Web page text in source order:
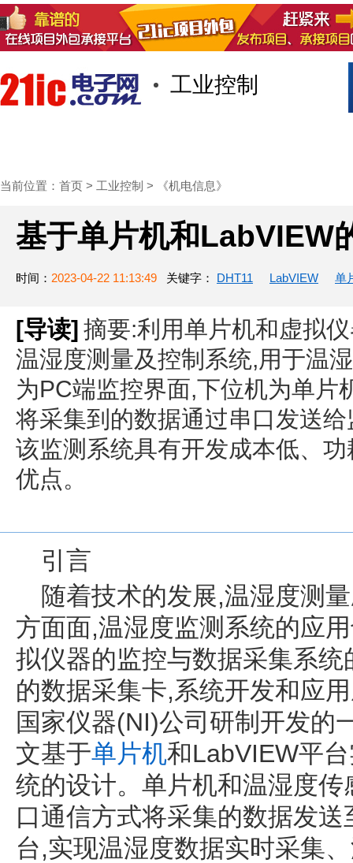
工业控制
当前位置： 首页 > 工业控制 > 《机电信息》
基于单片机和LabVIEW
时间： 2023-04-22 11:13:49 关键字： DHT11 LabVIEW 单
[导读] 摘要:利用单片机和虚拟
温湿度测量及控制系统,用于温
为PC端监控界面,下位机为单片
将采集到的数据通过串口发送
该监测系统具有开发成本低、
优点。
引言
随着技术的发展,温湿度测
方面面,温湿度监测系统的应
拟仪器的监控与数据采集系
的数据采集卡,系统开发和应
国家仪器(NI)公司研制开发的
文基于单片机和LabVIEW平
统的设计。单片机和温湿度
口通信方式将采集的数据发
台,实现温湿度数据实时采集